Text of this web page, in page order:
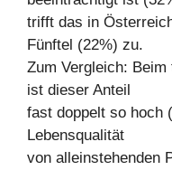
trifft das in
Fünftel (22%) zu.
Zum Vergleich:
ist dieser Anteil
fast doppelt so hoch
Lebensqualität
von alleinstehenden